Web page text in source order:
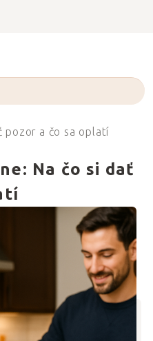
pozor a čo sa oplatí
Na čo si dať